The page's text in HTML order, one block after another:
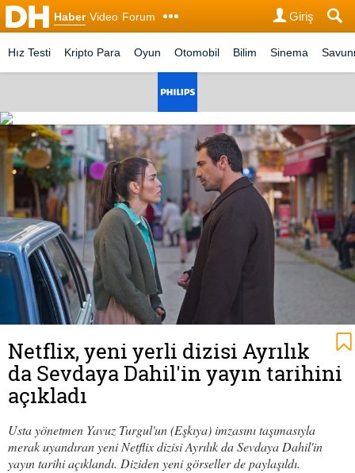
Haber Video Forum Giriş
Hız Testi Kripto Para Oyun Otomobil Bilim Sinema
Netflix, yeni yerli dizisi Ayrılık
da Sevdaya Dahil'in yayın tarihini
açıkladı
Usta yönetmen Yavuz Turgul'un (Eşkıya) imzasını taşımasıyla
merak uyandıran yeni Netflix dizisi Ayrılık da Sevdaya Dahil'in
yayın tarihi açıklandı. Diziden yeni görseller de paylaşıldı.